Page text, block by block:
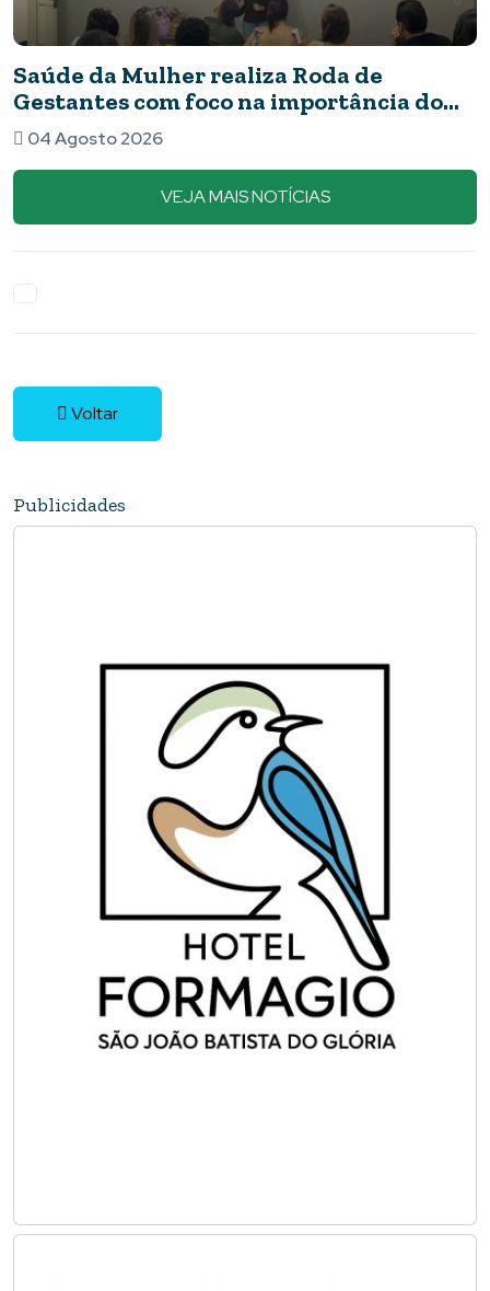
Saúde da Mulher realiza Roda de
Gestantes com foco na importância do
pré-natal
04 Agosto 2026
VEJA MAIS NOTÍCIAS
Voltar
Publicidades